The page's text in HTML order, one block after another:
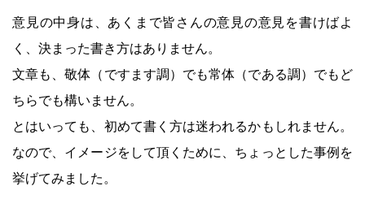
意見の中身は、あくまで皆さんの意見の意見を書けばよ
く、決まった書き方はありません。
文章も、敬体（ですます調）でも常体（である調）でもど
ちらでも構いません。
とはいっても、初めて書く方は迷われるかもしれません。
なので、イメージをして頂くために、ちょっとした事例を
挙げてみました。